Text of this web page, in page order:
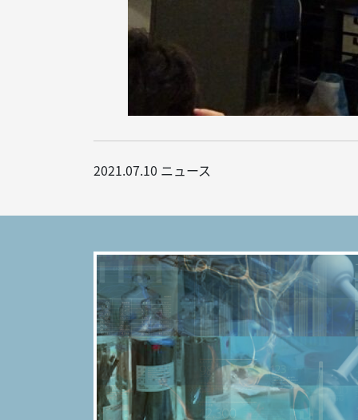
2021.07.10 ニュース